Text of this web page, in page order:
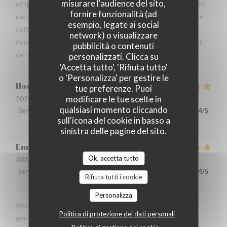
misurare l'audience del sito,
fornire funzionalità (ad
esempio, legate ai social
network) o visualizzare
pubblicità o contenuti
personalizzati. Clicca su
'Accetta tutto', 'Rifiuta tutto'
o 'Personalizza' per gestire le
tue preferenze. Puoi
modificare le tue scelte in
qualsiasi momento cliccando
sull'icona del cookie in basso a
sinistra delle pagine del sito.
Ok, accetta tutto
Rifiuta tutti i cookie
Personalizza
Politica di protezione dei dati personali
et que vos amis aient également apprécié l’attention portée
par notre équipe ainsi que la qualité de la cuisine. Savoir que
cette expérience a contribué à la réussite de votre repas
nous fait très plaisir. Nous serons heureux de vous accueillir
de nouveau à La Closerie des Lilas ✨
Howard
2026-07-31
- 20:15 - Ospiti 4
Servizio
Atmosfera: 5/5 Cucina: 5 /5 Qualità / Prezzo 4/5
Emanuele
2026-07-31
- 20:30 - Ospiti 2
Servizio
Atmosfera:5/5 Cucina:5/5 Qualità / Prezzo 4/5
Restaurant tres agreable, personnel avec expertise, tres
gentil et amable avec esprit! Cuisine simple et raffiné au